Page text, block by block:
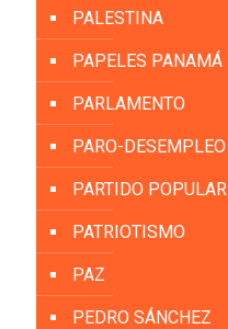
PALESTINA
PAPELES PANAMÁ
PARLAMENTO
PARO-DESEMPLEO
PARTIDO POPULAR
PATRIOTISMO
PAZ
PEDRO SÁNCHEZ